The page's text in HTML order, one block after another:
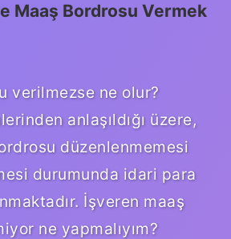
Maaş Bordrosu Vermek
verilmezse ne olur?
anlaşıldığı üzere,
düzenlenmemesi
durumunda idari para
İşveren maaş
ne yapmalıyım?